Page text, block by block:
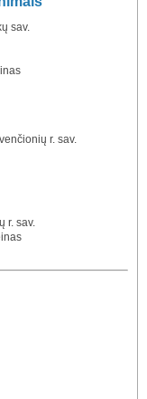
sav.
r. sav.
r. sav.